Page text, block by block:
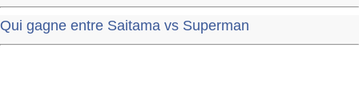
Qui gagne entre Saitama vs Superman